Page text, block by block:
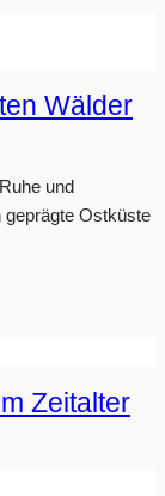
Wälder
und
geprägte Ostküste
Zeitalter